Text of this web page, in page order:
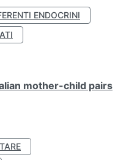
ENDOCRINI
mother-child pairs